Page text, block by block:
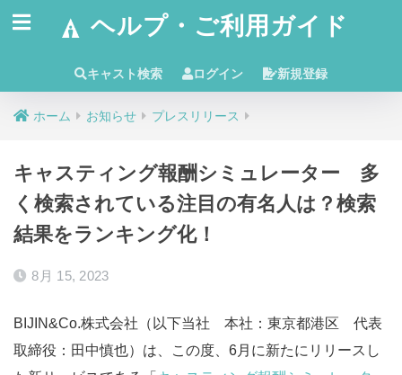
ヘルプ・ご利用ガイド
キャスト検索 ログイン 新規登録
ホーム お知らせ プレスリリース
キャスティング報酬シミュレーター 多
く検索されている注目の有名人は？検索
結果をランキング化！
8月 15, 2023
BIJIN&Co.株式会社（以下当社 本社：東京都港区 代表
取締役：田中慎也）は、この度、6月に新たにリリースし